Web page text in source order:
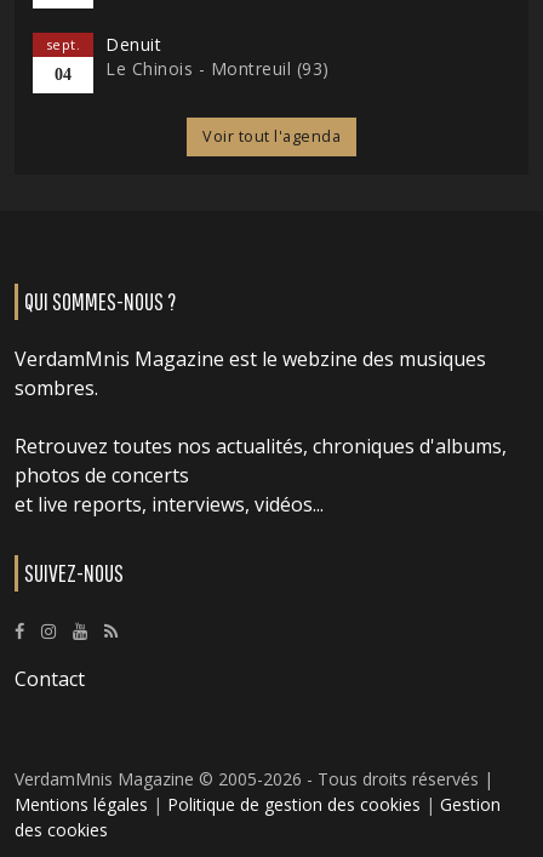
sept.
04
Denuit
Le Chinois - Montreuil (93)
Voir tout l'agenda
QUI SOMMES-NOUS ?
VerdamMnis Magazine est le webzine des musiques
sombres.
Retrouvez toutes nos actualités, chroniques d'albums,
photos de concerts
et live reports, interviews, vidéos...
SUIVEZ-NOUS
Contact
VerdamMnis Magazine © 2005-2026 - Tous droits réservés |
Mentions légales | Politique de gestion des cookies | Gestion
des cookies